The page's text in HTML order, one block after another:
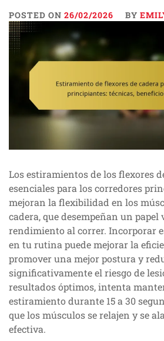
POSTED ON 26/02/2026 BY
Los estiramientos de los flexores
esenciales para los corredores
mejoran la flexibilidad en los
cadera, que desempeñan un papel
rendimiento al correr. Incorporar
en tu rutina puede mejorar la
promover una mejor postura y
significativamente el riesgo de
resultados óptimos, intenta
estiramiento durante 15 a 30
que los músculos se relajen y se
efectiva.